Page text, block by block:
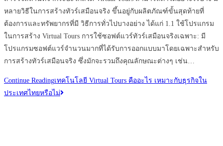
หลายวิธีในการสร้างทัวร์เสมือนจริง ขึ้นอยู่กับผลิตภัณฑ์ขั้นสุดท้ายที่
ต้องการและทรัพยากรที่มี วิธีการทั่วไปบางอย่าง ได้แก่ 1.1 ใช้โปรแกรม
ในการสร้าง Virtual Tours การใช้ซอฟต์แวร์ทัวร์เสมือนจริงเฉพาะ: มี
โปรแกรมซอฟต์แวร์จำนวนมากที่ได้รับการออกแบบมาโดยเฉพาะสำหรับ
การสร้างทัวร์เสมือนจริง ซึ่งมักจะรวมถึงคุณลักษณะต่างๆ เช่น…
Continue Readingเทคโนโลยี Virtual Tours คืออะไร เหมาะกับธุรกิจใน
ประเทศไทยหรือไม่